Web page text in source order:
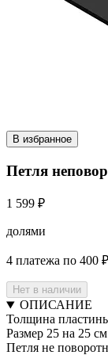
В избранное
Петля
1 599 ₽
долями
4 платежа по 400 ₽
Нет в наличии
ОПИСАНИЕ
Толщина
Размер 25 на 25 см
Петля не